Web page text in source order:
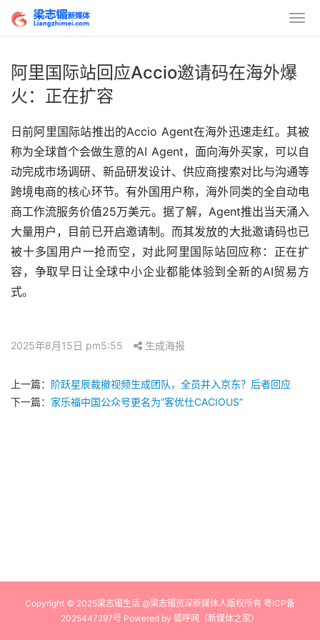
阿里国际站回应Accio邀请码在海外爆
火：正在扩容
日前阿里国际站推出的Accio Agent在海外迅速走红。其被
称为全球首个会做生意的AI Agent，面向海外买家，可以自
动完成市场调研、新品研发设计、供应商搜索对比与沟通等
跨境电商的核心环节。有外国用户称，海外同类的全自动电
商工作流服务价值25万美元。据了解，Agent推出当天涌入
大量用户，目前已开启邀请制。而其发放的大批邀请码也已
被十多国用户一抢而空，对此阿里国际站回应称：正在扩
容，争取早日让全球中小企业都能体验到全新的AI贸易方
式。
2025年8月15日 pm5:55 生成海报
上一篇： 阶跃星辰裁撤视频生成团队，全员并入京东？后者回应
下一篇： 家乐福中国公众号更名为“客优仕CACIOUS”
Copyright © 2025梁志镅生活 @梁志镅资深新媒体人版权所有 粤ICP备
2025447297号 Powered by 狐呼网（新媒体之家）